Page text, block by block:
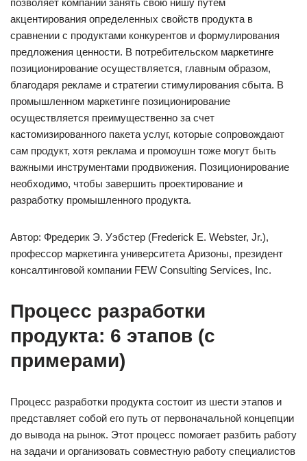
позволяет компании занять свою нишу путем
акцентирования определенных свойств продукта в
сравнении с продуктами конкурентов и формулирования
предложения ценности. В потребительском маркетинге
позиционирование осуществляется, главным образом,
благодаря рекламе и стратегии стимулирования сбыта. В
промышленном маркетинге позиционирование
осуществляется преимущественно за счет
кастомизированного пакета услуг, которые сопровождают
сам продукт, хотя реклама и промоушн тоже могут быть
важными инструментами продвижения. Позиционирование
необходимо, чтобы завершить проектирование и
разработку промышленного продукта.
Автор: Фредерик Э. Уэбстер (Frederick E. Webster, Jr.),
профессор маркетинга университета Аризоны, президент
консалтинговой компании FEW Consulting Services, Inc.
Процесс разработки
продукта: 6 этапов (с
примерами)
Процесс разработки продукта состоит из шести этапов и
представляет собой его путь от первоначальной концепции
до вывода на рынок. Этот процесс помогает разбить работу
на задачи и организовать совместную работу специалистов